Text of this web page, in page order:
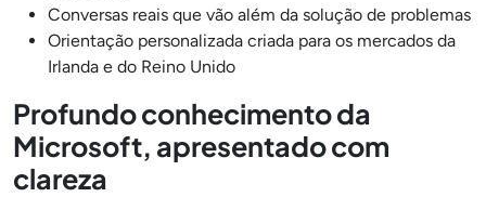
Conversas reais que vão além da solução de problemas
Orientação personalizada criada para os mercados da
Irlanda e do Reino Unido
Profundo conhecimento da
Microsoft, apresentado com
clareza